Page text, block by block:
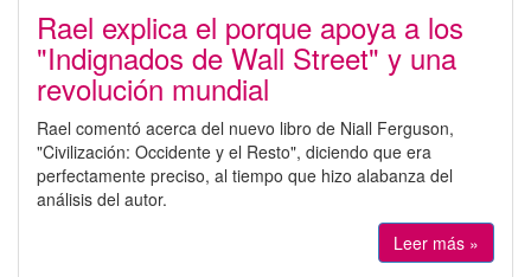
Rael explica el porque apoya a los
"Indignados de Wall Street" y una
revolución mundial
Rael comentó acerca del nuevo libro de Niall Ferguson,
"Civilización: Occidente y el Resto", diciendo que era
perfectamente preciso, al tiempo que hizo alabanza del
análisis del autor.
Leer más »